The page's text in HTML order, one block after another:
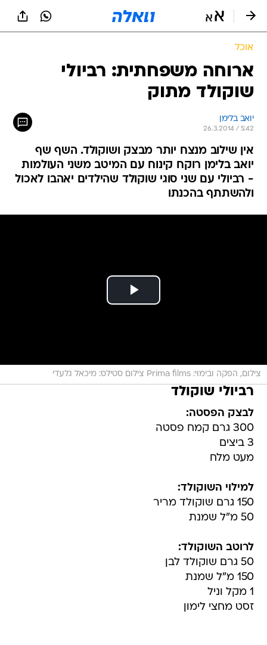
אוכל
ארוחה משפחתית: רביולי
שוקולד מתוק
יואב בלימן
26.3.2014 / 5:42
אין שילוב מנצח יותר מבצק ושוקולד. השף שף
יואב בלימן רוקח קינוח עם המיטב משני העולמות
- רביולי עם שני סוגי שוקולד שהילדים יאהבו לאכול
ולהשתתף בהכנתו
צילום, הפקה ובימוי: Prima films צילום סטילס: מיכאל גלעדי
רביולי שוקולד
לבצק הפסטה:
300 גרם קמח פסטה
3 ביצים
מעט מלח
למילוי השוקולד:
150 גרם שוקולד מריר
50 מ"ל שמנת
לרוטב השוקולד:
50 גרם שוקולד לבן
150 מ"ל שמנת
1 מקל וניל
זסט מחצי לימון